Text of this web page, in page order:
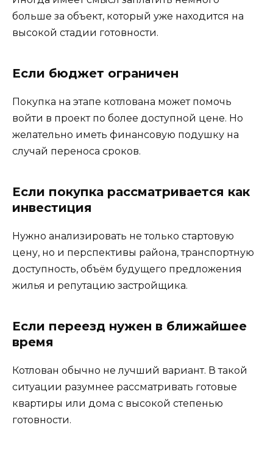
больше за объект, который уже находится на
высокой стадии готовности.
Если бюджет ограничен
Покупка на этапе котлована может помочь
войти в проект по более доступной цене. Но
желательно иметь финансовую подушку на
случай переноса сроков.
Если покупка рассматривается как
инвестиция
Нужно анализировать не только стартовую
цену, но и перспективы района, транспортную
доступность, объём будущего предложения
жилья и репутацию застройщика.
Если переезд нужен в ближайшее
время
Котлован обычно не лучший вариант. В такой
ситуации разумнее рассматривать готовые
квартиры или дома с высокой степенью
готовности.